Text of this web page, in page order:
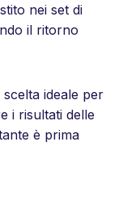
nei set di
il ritorno
ideale per
i risultati delle
è prima